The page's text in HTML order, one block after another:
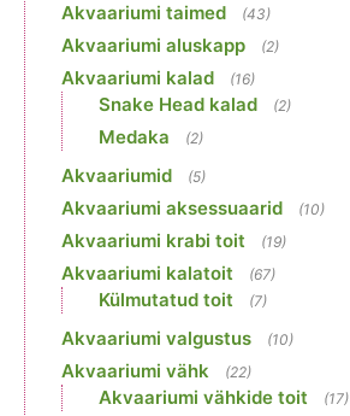
Akvaariumi taimed (43)
Akvaariumi aluskapp (2)
Akvaariumi kalad (16)
Snake Head kalad (2)
Medaka (2)
Akvaariumid (5)
Akvaariumi aksessuaarid (10)
Akvaariumi krabi toit (19)
Akvaariumi kalatoit (67)
Külmutatud toit (7)
Akvaariumi valgustus (10)
Akvaariumi vähk (22)
Akvaariumi vähkide toit (17)